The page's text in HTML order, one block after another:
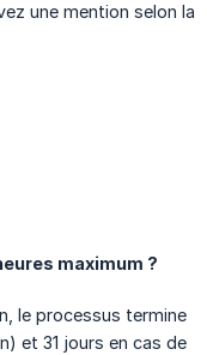
une mention selon la
maximum ?
le processus termine
et 31 jours en cas de